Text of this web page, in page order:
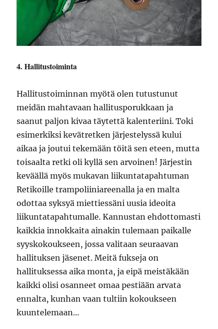
4. Hallitustoiminta
Hallitustoiminnan myötä olen tutustunut
meidän mahtavaan hallitusporukkaan ja
saanut paljon kivaa täytettä kalenteriini. Toki
esimerkiksi kevätretken järjestelyssä kului
aikaa ja joutui tekemään töitä sen eteen, mutta
toisaalta retki oli kyllä sen arvoinen! Järjestin
keväällä myös mukavan liikuntatapahtuman
Retikoille trampoliiniareenalla ja en malta
odottaa syksyä miettiessäni uusia ideoita
liikuntatapahtumalle. Kannustan ehdottomasti
kaikkia innokkaita ainakin tulemaan paikalle
syyskokoukseen, jossa valitaan seuraavan
hallituksen jäsenet. Meitä fukseja on
hallituksessa aika monta, ja eipä meistäkään
kaikki olisi osanneet omaa pestiään arvata
ennalta, kunhan vaan tultiin kokoukseen
kuuntelemaan…